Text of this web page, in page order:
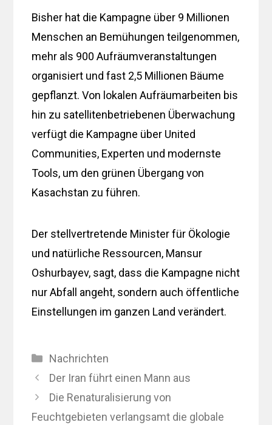
Bisher hat die Kampagne über 9 Millionen
Menschen an Bemühungen teilgenommen,
mehr als 900 Aufräumveranstaltungen
organisiert und fast 2,5 Millionen Bäume
gepflanzt. Von lokalen Aufräumarbeiten bis
hin zu satellitenbetriebenen Überwachung
verfügt die Kampagne über United
Communities, Experten und modernste
Tools, um den grünen Übergang von
Kasachstan zu führen.
Der stellvertretende Minister für Ökologie
und natürliche Ressourcen, Mansur
Oshurbayev, sagt, dass die Kampagne nicht
nur Abfall angeht, sondern auch öffentliche
Einstellungen im ganzen Land verändert.
Kategorien
Nachrichten
Der Iran führt einen Mann aus
Die Renaturalisierung von
Feuchtgebieten verlangsamt die globale